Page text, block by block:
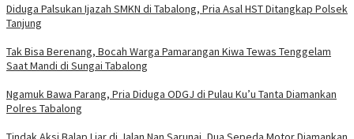
Diduga Palsukan Ijazah SMKN di Tabalong, Pria Asal HST Ditangkap Polsek
Tanjung
Tak Bisa Berenang, Bocah Warga Pamarangan Kiwa Tewas Tenggelam
Saat Mandi di Sungai Tabalong
Ngamuk Bawa Parang, Pria Diduga ODGJ di Pulau Ku’u Tanta Diamankan
Polres Tabalong